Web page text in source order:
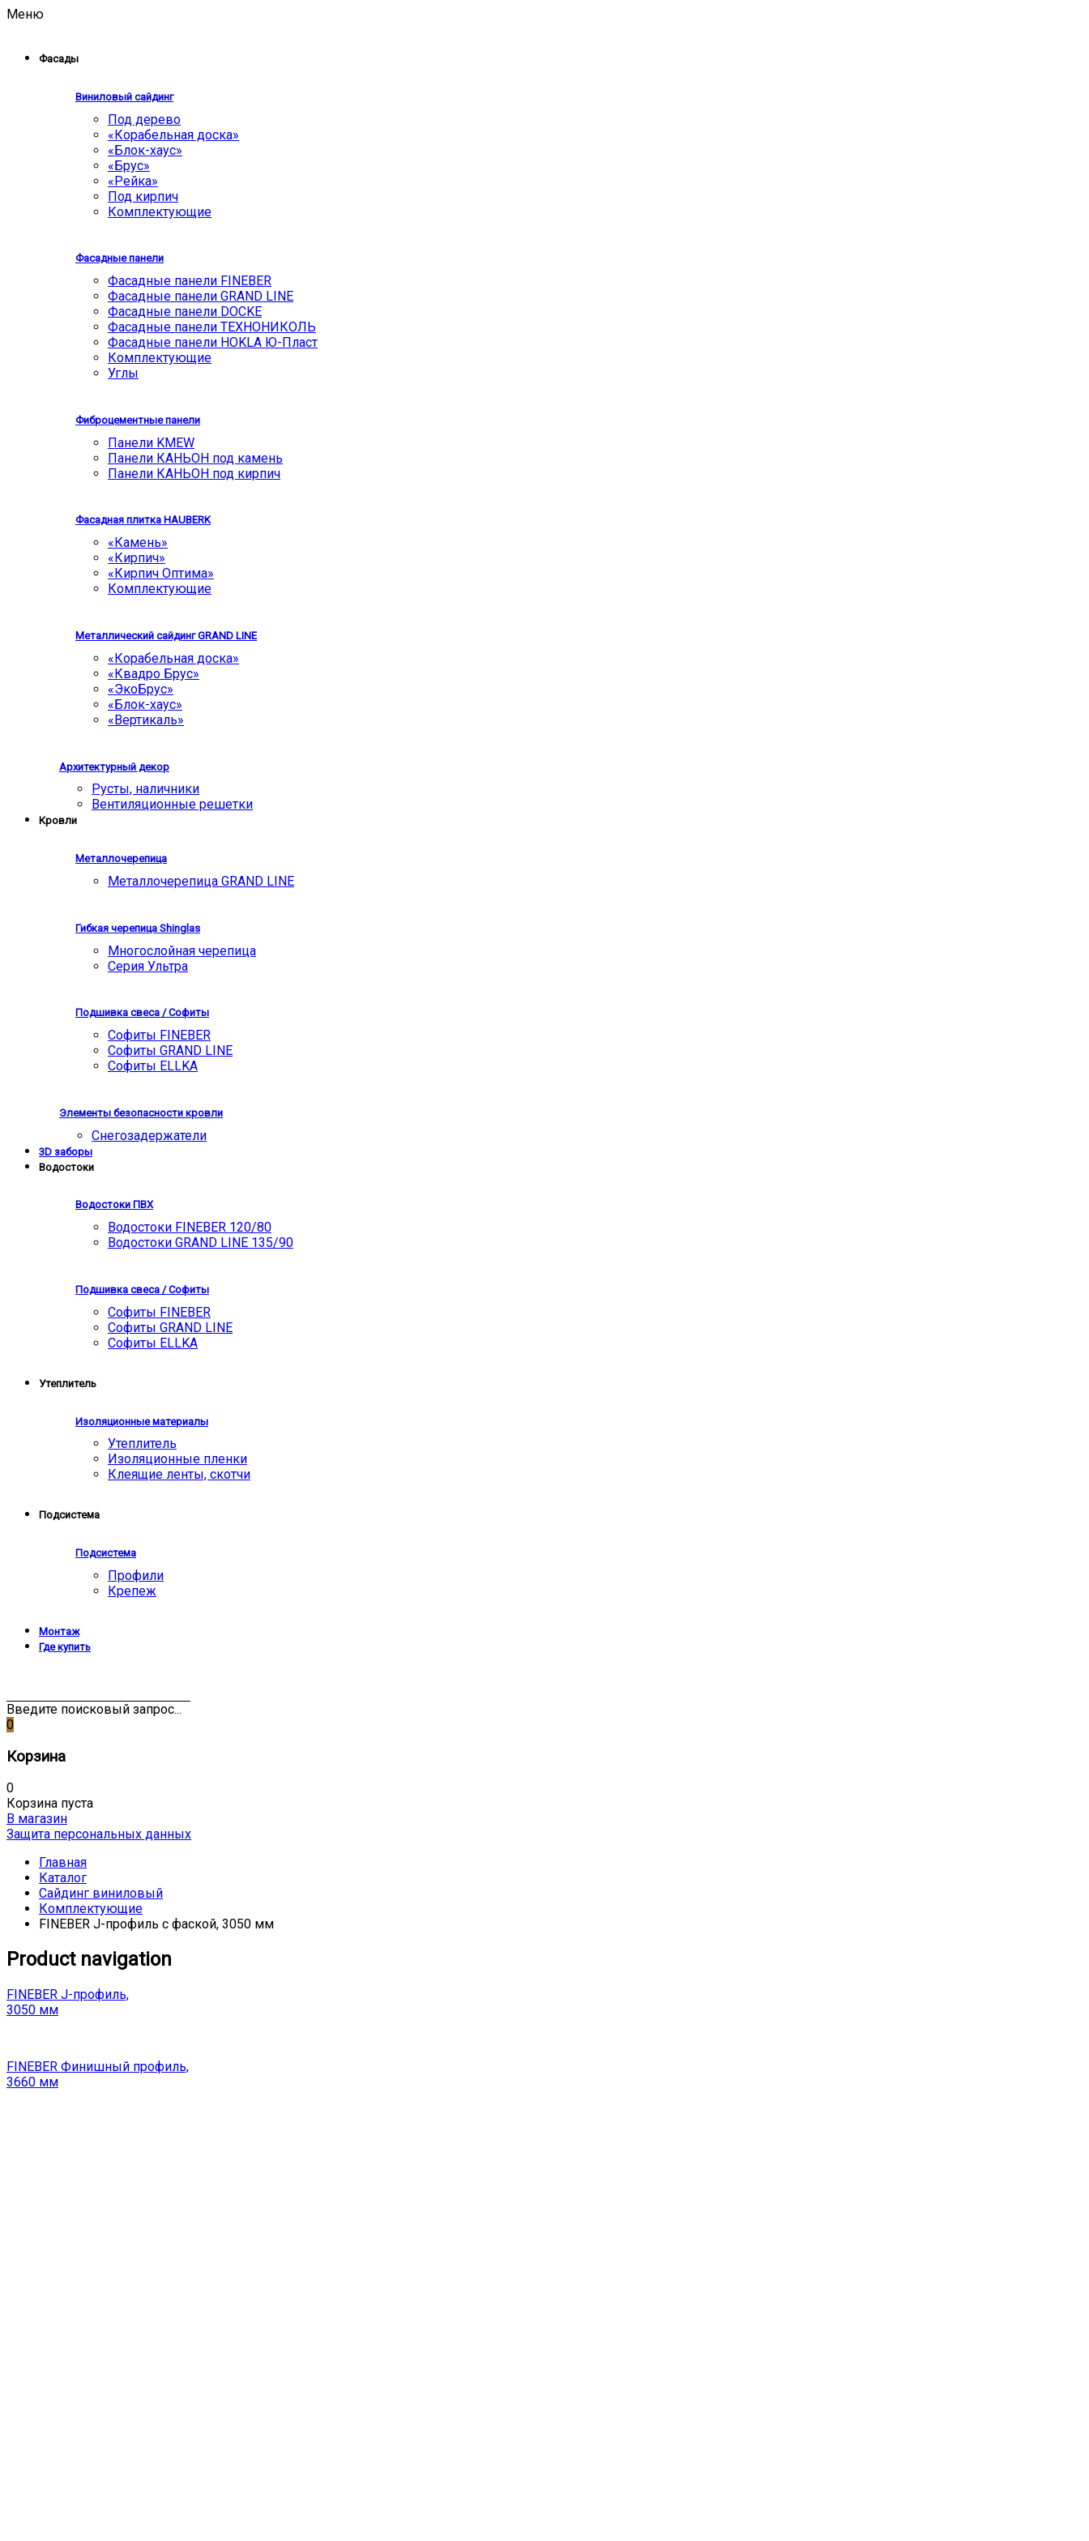
Меню
Фасады
Виниловый сайдинг
Под дерево
«Корабельная доска»
«Блок-хаус»
«Брус»
«Рейка»
Под кирпич
Комплектующие
Фасадные панели
Фасадные панели FINEBER
Фасадные панели GRAND LINE
Фасадные панели DOCKE
Фасадные панели ТЕХНОНИКОЛЬ
Фасадные панели HOKLA Ю-Пласт
Комплектующие
Углы
Фиброцементные панели
Панели KMEW
Панели КАНЬОН под камень
Панели КАНЬОН под кирпич
Фасадная плитка HAUBERK
«Камень»
«Кирпич»
«Кирпич Оптима»
Комплектующие
Металлический сайдинг GRAND LINE
«Корабельная доска»
«Квадро Брус»
«ЭкоБрус»
«Блок-хаус»
«Вертикаль»
Архитектурный декор
Русты, наличники
Вентиляционные решетки
Кровли
Металлочерепица
Металлочерепица GRAND LINE
Гибкая черепица Shinglas
Многослойная черепица
Серия Ультра
Подшивка свеса / Софиты
Софиты FINEBER
Софиты GRAND LINE
Софиты ELLKA
Элементы безопасности кровли
Снегозадержатели
3D заборы
Водостоки
Водостоки ПВХ
Водостоки FINEBER 120/80
Водостоки GRAND LINE 135/90
Подшивка свеса / Софиты
Софиты FINEBER
Софиты GRAND LINE
Софиты ELLKA
Утеплитель
Изоляционные материалы
Утеплитель
Изоляционные пленки
Клеящие ленты, скотчи
Подсистема
Подсистема
Профили
Крепеж
Монтаж
Где купить
Введите поисковый запрос...
0
Корзина
0
Корзина пуста
В магазин
Защита персональных данных
Главная
Каталог
Сайдинг виниловый
Комплектующие
FINEBER J-профиль с фаской, 3050 мм
Product navigation
FINEBER J-профиль,
3050 мм
FINEBER Финишный профиль,
3660 мм